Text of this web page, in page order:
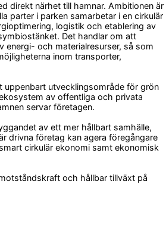
direkt närhet till hamnar. Ambitionen är
parter i parken samarbetar i en cirkulär
logistik och etablering av
Det handlar om att
energi- och materialresurser, så som
inom transporter,
uppenbart utvecklingsområde för grön
av offentliga och privata
servar företagen.
av ett mer hållbart samhälle,
drivna företag kan agera föregångare
cirkulär ekonomi samt ekonomisk
och hållbar tillväxt på